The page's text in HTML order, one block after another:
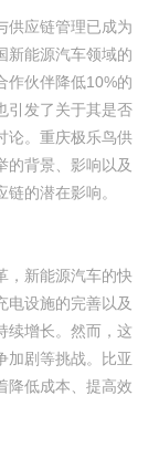
供应链管理已成为
新能源汽车领域的
作伙伴降低10%的
引发了关于其是否
论。重庆极乐鸟供
的背景、影响以及
的潜在影响。
，新能源汽车的快
电设施的完善以及
续增长。然而，这
加剧等挑战。比亚
降低成本、提高效